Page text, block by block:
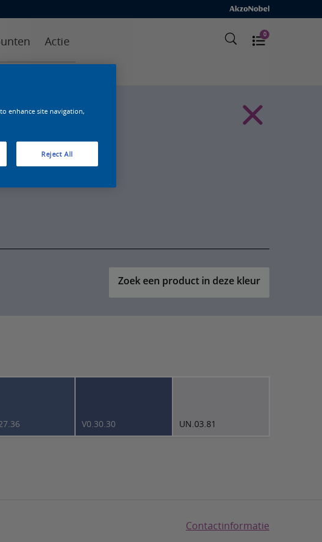
Actie 0
Zoek een product in deze kleur
V0.30.30 UN.03.81
Contactinformatie
enhance site navigation,
Reject All